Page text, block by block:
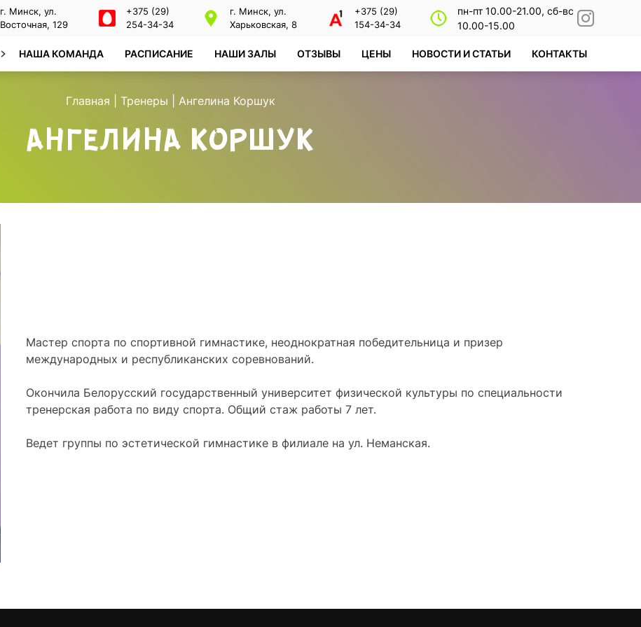
г. Минск, ул.
Восточная, 129
+375 (29)
254-34-34
г. Минск, ул.
Харьковская, 8
+375 (29)
154-34-34
пн-пт 10.00-21.00, сб-вс
10.00-15.00
НАША КОМАНДА РАСПИСАНИЕ НАШИ ЗАЛЫ ОТЗЫВЫ ЦЕНЫ НОВОСТИ И СТАТЬИ КОНТАКТЫ
Главная Тренеры Ангелина Коршук
АНГЕЛИНА КОРШУК
Мастер спорта по спортивной гимнастике, неоднократная победительница и призер
международных и республиканских соревнований.
Окончила Белорусский государственный университет физической культуры по специальности
тренерская работа по виду спорта. Общий стаж работы 7 лет.
Ведет группы по эстетической гимнастике в филиале на ул. Неманская.